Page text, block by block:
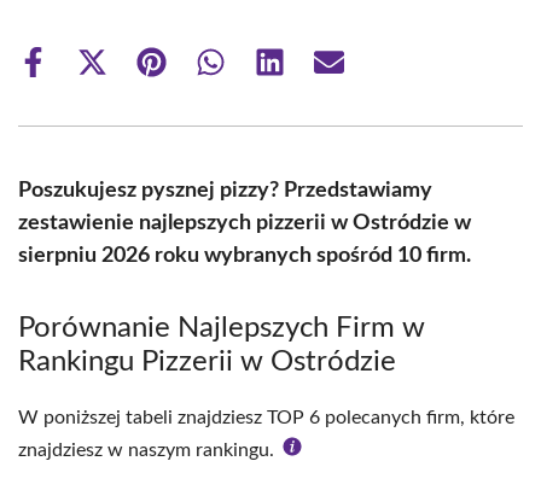
Share
Share
(Twitter)
Share Share Share Share
Poszukujesz pysznej pizzy? Przedstawiamy
zestawienie najlepszych pizzerii w Ostródzie w
sierpniu 2026 roku wybranych spośród 10 firm.
Porównanie Najlepszych Firm w
Rankingu Pizzerii w Ostródzie
W poniższej tabeli znajdziesz TOP 6 polecanych firm, które
znajdziesz w naszym rankingu.